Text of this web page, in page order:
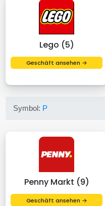
Lego (5)
Geschäft ansehen →
Symbol: P
Penny Markt (9)
Geschäft ansehen →